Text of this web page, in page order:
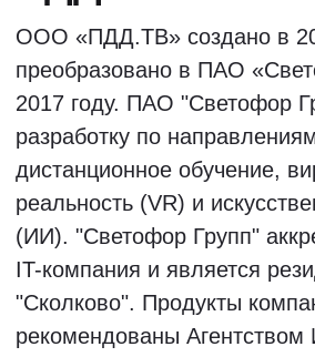
своим творческим подходом и
уникальными методиками обучения.
Занятия с ними обеспечивают
быстрое, доступное и качественное
освоение правил дорожного
движения.
Учитесь у лучших
педагогов страны
Старт групп